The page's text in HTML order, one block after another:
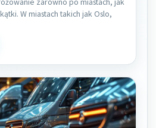
W miastach takich jak Oslo,